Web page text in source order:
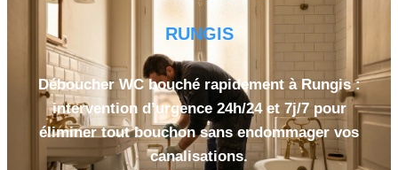
RUNGIS
Déboucher WC bouché rapidement à Rungis :
intervention d’urgence 24h/24 et 7j/7 pour
éliminer tout bouchon sans endommager vos
canalisations.